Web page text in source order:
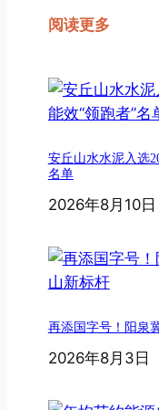
阅读更多
安丘山水水泥入选
名单
2026年8月10日
再添国字号！阳泉
2026年8月3日